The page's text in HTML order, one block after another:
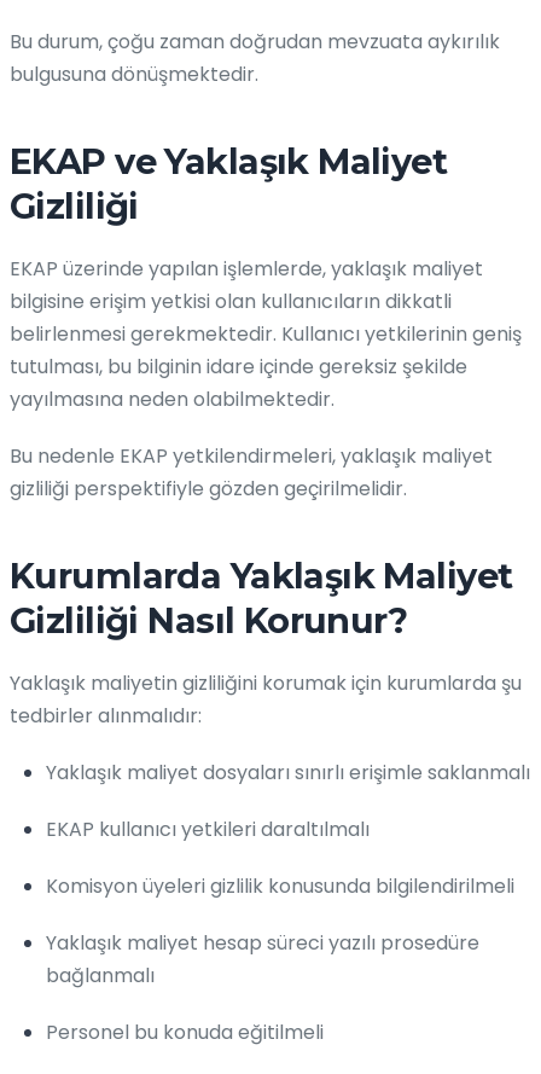
Bu durum, çoğu zaman doğrudan mevzuata aykırılık
bulgusuna dönüşmektedir.
EKAP ve Yaklaşık Maliyet
Gizliliği
EKAP üzerinde yapılan işlemlerde, yaklaşık maliyet
bilgisine erişim yetkisi olan kullanıcıların dikkatli
belirlenmesi gerekmektedir. Kullanıcı yetkilerinin geniş
tutulması, bu bilginin idare içinde gereksiz şekilde
yayılmasına neden olabilmektedir.
Bu nedenle EKAP yetkilendirmeleri, yaklaşık maliyet
gizliliği perspektifiyle gözden geçirilmelidir.
Kurumlarda Yaklaşık Maliyet
Gizliliği Nasıl Korunur?
Yaklaşık maliyetin gizliliğini korumak için kurumlarda şu
tedbirler alınmalıdır:
Yaklaşık maliyet dosyaları sınırlı erişimle saklanmalı
EKAP kullanıcı yetkileri daraltılmalı
Komisyon üyeleri gizlilik konusunda bilgilendirilmeli
Yaklaşık maliyet hesap süreci yazılı prosedüre
bağlanmalı
Personel bu konuda eğitilmeli